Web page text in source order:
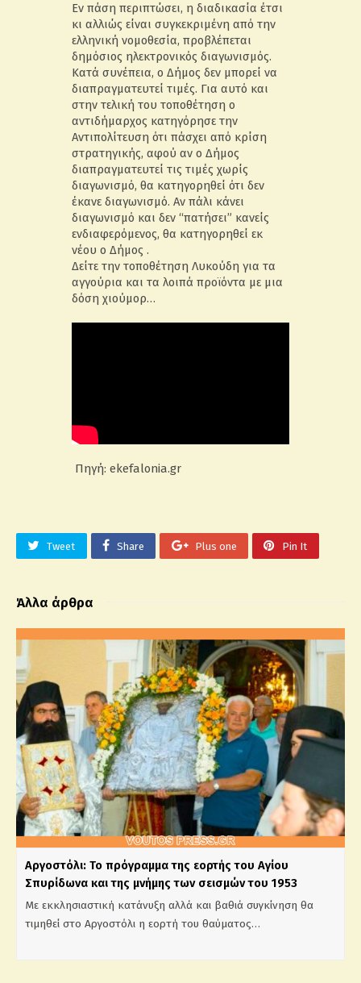
Εν πάση περιπτώσει, η διαδικασία έτσι
κι αλλιώς είναι συγκεκριμένη από την
ελληνική νομοθεσία, προβλέπεται
δημόσιος ηλεκτρονικός διαγωνισμός.
Κατά συνέπεια, ο Δήμος δεν μπορεί να
διαπραγματευτεί τιμές. Για αυτό και
στην τελική του τοποθέτηση ο
αντιδήμαρχος κατηγόρησε την
Αντιπολίτευση ότι πάσχει από κρίση
στρατηγικής, αφού αν ο Δήμος
διαπραγματευτεί τις τιμές χωρίς
διαγωνισμό, θα κατηγορηθεί ότι δεν
έκανε διαγωνισμό. Αν πάλι κάνει
διαγωνισμό και δεν “πατήσει” κανείς
ενδιαφερόμενος, θα κατηγορηθεί εκ
νέου ο Δήμος .
Δείτε την τοποθέτηση Λυκούδη για τα
αγγούρια και τα λοιπά προϊόντα με μια
δόση χιούμορ…
Πηγή: ekefalonia.gr
Tweet Share Plus one Pin It
Άλλα άρθρα
Αργοστόλι: Το πρόγραμμα της εορτής του Αγίου
Σπυρίδωνα και της μνήμης των σεισμών του 1953
Με εκκλησιαστική κατάνυξη αλλά και βαθιά συγκίνηση θα
τιμηθεί στο Αργοστόλι η εορτή του θαύματος…